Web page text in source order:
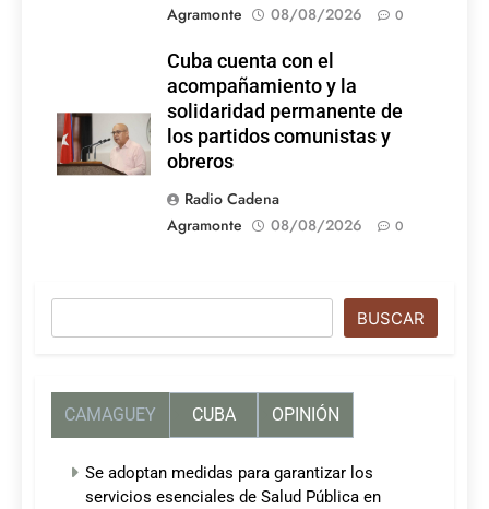
Agramonte
08/08/2026 0
Cuba cuenta con el
acompañamiento y la
solidaridad permanente de
los partidos comunistas y
obreros
Radio Cadena
Agramonte
08/08/2026 0
BUSCAR
CAMAGUEY CUBA OPINIÓN
Se adoptan medidas para garantizar los
servicios esenciales de Salud Pública en